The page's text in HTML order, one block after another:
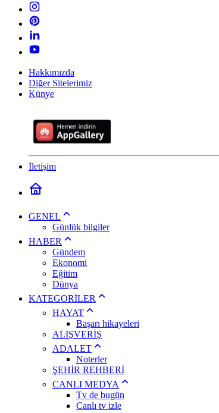
Hakkımızda
Diğer Sitelerimiz
Künye
İletişim
GENEL
Günlük bilgiler
HABER
Gündem
Ekonomi
Eğitim
Dünya
KATEGORİLER
HAYAT
Başarı hikayeleri
ALIŞVERİŞ
ADALET
Noterler
ŞEHİR REHBERİ
CANLI MEDYA
Tv de bugün
Canlı tv izle